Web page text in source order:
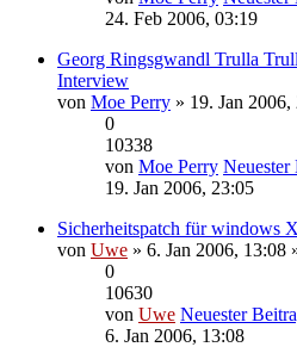
24. Feb 2006, 03:19
Georg Ringsgwandl Trulla
Interview
von Moe Perry » 19. Jan
0
10338
von Moe Perry Neuester
19. Jan 2006, 23:05
Sicherheitspatch für windows
von Uwe » 6. Jan 2006, 13:08
0
10630
von Uwe Neuester
6. Jan 2006, 13:08